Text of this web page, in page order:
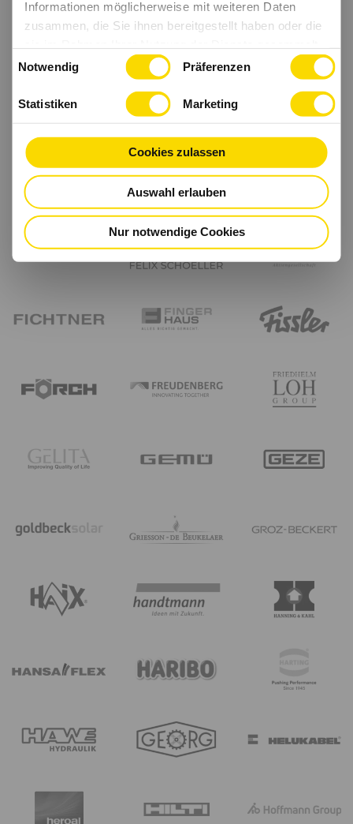
Informationen möglicherweise mit weiteren Daten
zusammen, die Sie ihnen bereitgestellt haben oder die
haben.
Notwendig Präferenzen
Statistiken Marketing
Cookies zulassen
Auswahl erlauben
Nur notwendige Cookies